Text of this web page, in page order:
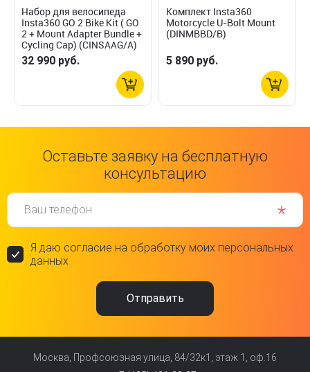
Набор для велосипеда
Insta360 GO 2 Bike Kit ( GO
2 + Mount Adapter Bundle +
Cycling Cap) (CINSAAG/A)
32 990 руб.
Комплект Insta360
Motorcycle U-Bolt Mount
(DINMBBD/B)
5 890 руб.
Оставьте заявку на бесплатную
консультацию
Ваш телефон
Я даю согласие на обработку моих персональных
данных
Москва, Профсоюзная улица, 84/32к1, этаж 1, оф.16